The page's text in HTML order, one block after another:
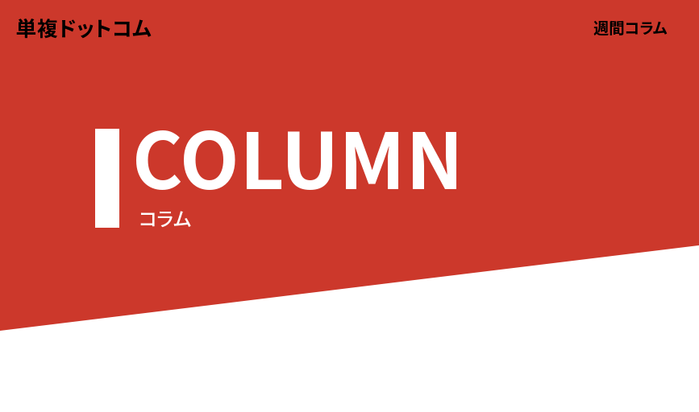
単複ドットコム 週間コラム
COLUMN
コラム